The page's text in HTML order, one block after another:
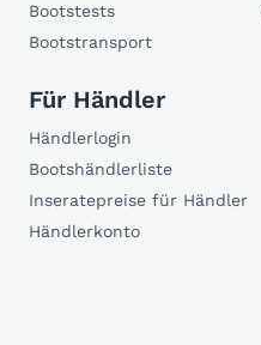
Bootstests
Bootstransport
Für Händler
Händlerlogin
Bootshändlerliste
Inseratepreise für Händler
Händlerkonto